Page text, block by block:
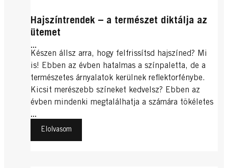
Hajszíntrendek – a természet diktálja az
ütemet
...
Készen állsz arra, hogy felfrissítsd hajszíned? Mi
is! Ebben az évben hatalmas a színpaletta, de a
természetes árnyalatok kerülnek reflektorfénybe.
Kicsit merészebb színeket kedvelsz? Ebben az
évben mindenki megtalálhatja a számára tökéletes
hajszínt!
...
Elolvasom